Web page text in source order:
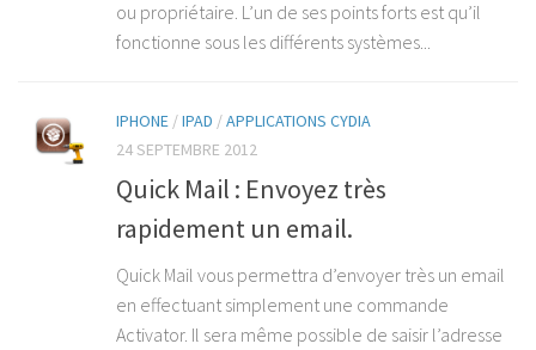
ou propriétaire. L’un de ses points forts est qu’il
fonctionne sous les différents systèmes...
IPHONE /IPAD /APPLICATIONS CYDIA
24 SEPTEMBRE 2012
Quick Mail : Envoyez très
rapidement un email.
Quick Mail vous permettra d’envoyer très un email
en effectuant simplement une commande
Activator. Il sera même possible de saisir l’adresse